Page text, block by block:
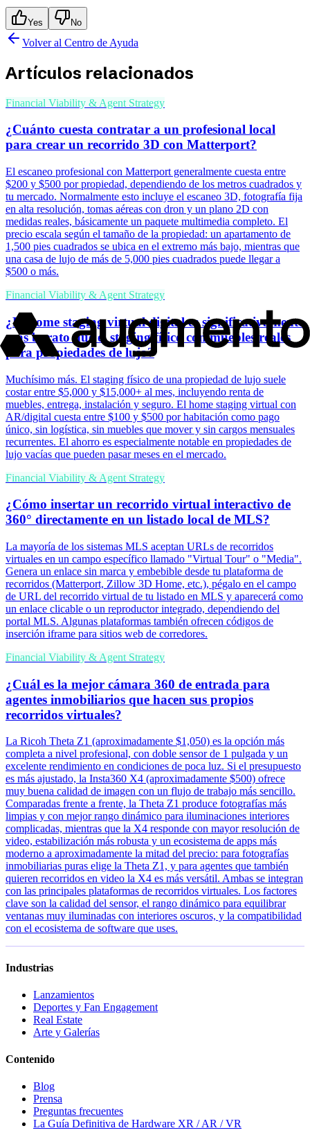
Yes No
Volver al Centro de Ayuda
Artículos relacionados
Financial Viability & Agent Strategy
¿Cuánto cuesta contratar a un profesional local
para crear un recorrido 3D con Matterport?
El escaneo profesional con Matterport generalmente cuesta entre
$200 y $500 por propiedad, dependiendo de los metros cuadrados y
tu mercado. Normalmente esto incluye el escaneo 3D, fotografía fija
en alta resolución, tomas aéreas con dron y un plano 2D con
medidas reales, básicamente un paquete multimedia completo. El
precio escala según el tamaño de la propiedad: un apartamento de
1,500 pies cuadrados se ubica en el extremo más bajo, mientras que
una casa de lujo de más de 5,000 pies cuadrados puede llegar a
$500 o más.
Financial Viability & Agent Strategy
¿El home staging virtual digital es significativamente
más barato que el staging físico con muebles reales
para propiedades de lujo?
Muchísimo más. El staging físico de una propiedad de lujo suele
costar entre $5,000 y $15,000+ al mes, incluyendo renta de
muebles, entrega, instalación y seguro. El home staging virtual con
AR/digital cuesta entre $100 y $500 por habitación como pago
único, sin logística, sin muebles que mover y sin cargos mensuales
recurrentes. El ahorro es especialmente notable en propiedades de
lujo vacías que pueden pasar meses en el mercado.
Financial Viability & Agent Strategy
¿Cómo insertar un recorrido virtual interactivo de
360° directamente en un listado local de MLS?
La mayoría de los sistemas MLS aceptan URLs de recorridos
virtuales en un campo específico llamado "Virtual Tour" o "Media".
Genera un enlace sin marca y embebible desde tu plataforma de
recorridos (Matterport, Zillow 3D Home, etc.), pégalo en el campo
de URL del recorrido virtual de tu listado en MLS y aparecerá como
un enlace clicable o un reproductor integrado, dependiendo del
portal MLS. Algunas plataformas también ofrecen códigos de
inserción iframe para sitios web de corredores.
Financial Viability & Agent Strategy
¿Cuál es la mejor cámara 360 de entrada para
agentes inmobiliarios que hacen sus propios
recorridos virtuales?
La Ricoh Theta Z1 (aproximadamente $1,050) es la opción más
completa a nivel profesional, con doble sensor de 1 pulgada y un
excelente rendimiento en condiciones de poca luz. Si el presupuesto
es más ajustado, la Insta360 X4 (aproximadamente $500) ofrece
muy buena calidad de imagen con un flujo de trabajo más sencillo.
Comparadas frente a frente, la Theta Z1 produce fotografías más
limpias y con mejor rango dinámico para iluminaciones interiores
complicadas, mientras que la X4 responde con mayor resolución de
video, estabilización más robusta y un ecosistema de apps más
moderno a aproximadamente la mitad del precio: para fotografías
inmobiliarias puras elige la Theta Z1, y para agentes que también
quieren recorridos en video la X4 es más versátil. Ambas se integran
con las principales plataformas de recorridos virtuales. Los factores
clave son la calidad del sensor, el rango dinámico para equilibrar
ventanas muy iluminadas con interiores oscuros, y la compatibilidad
con el ecosistema de software que uses.
Industrias
Lanzamientos
Deportes y Fan Engagement
Real Estate
Arte y Galerías
Contenido
Blog
Prensa
Preguntas frecuentes
La Guía Definitiva de Hardware XR / AR / VR